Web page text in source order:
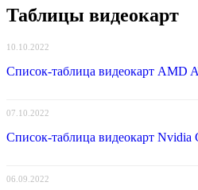
Таблицы видеокарт
10.10.2022
Список-таблица видеокарт AMD
07.10.2022
Список-таблица видеокарт Nvidia
06.09.2022